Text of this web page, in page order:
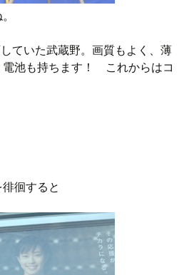
ていた武蔵野。画質もよく、薄
電池も持ちます！ これからはコ
徊すると